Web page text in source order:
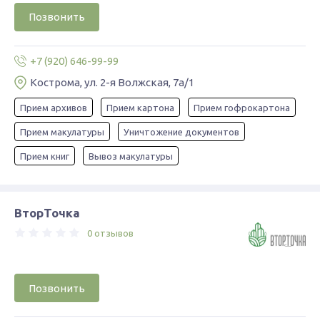
Позвонить
+7 (920) 646-99-99
Кострома, ул. 2-я Волжская, 7а/1
Прием архивов Прием картона Прием гофрокартона
Прием макулатуры Уничтожение документов
Прием книг Вывоз макулатуры
ВторТочка
0 отзывов
Позвонить